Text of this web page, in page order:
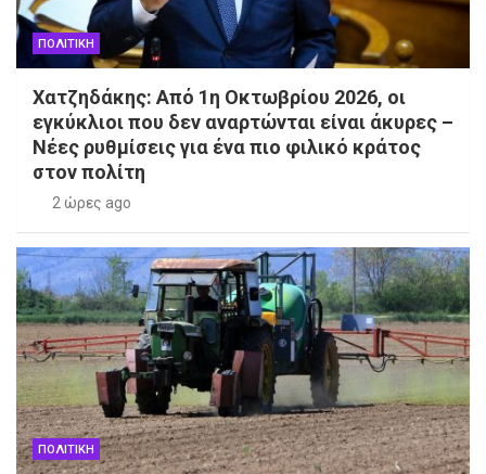
ΠΟΛΙΤΙΚΗ
Χατζηδάκης: Από 1η Οκτωβρίου 2026, οι
εγκύκλιοι που δεν αναρτώνται είναι άκυρες –
Νέες ρυθμίσεις για ένα πιο φιλικό κράτος
στον πολίτη
2 ώρες ago
ΠΟΛΙΤΙΚΗ